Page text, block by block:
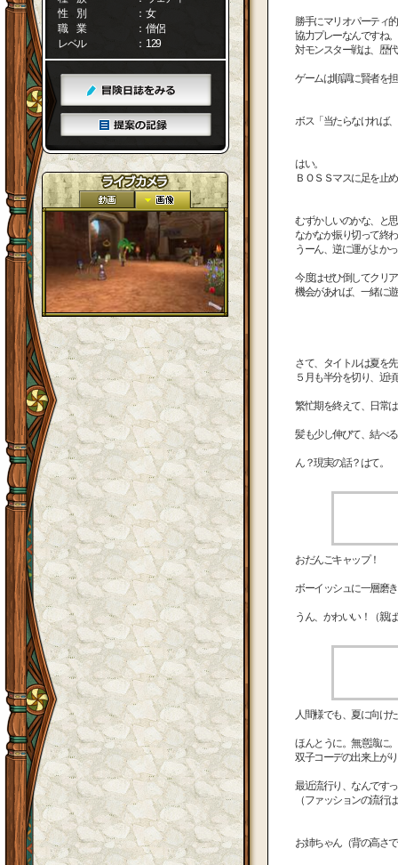
性 別
： 女
職 業
： 僧侶
レベル
： 129
勝手にマリオパーティ
協力プレーなんですね。
対モンスター戦は、歴
ゲームは順調に賢者を
ボス「当たらなければ
はい。
ＢＯＳＳマスに足を止
むずかしいのかな、と
なかなか振り切って終
うーん、逆に運がよか
今度はぜひ倒してクリ
機会があれば、一緒に
さて、タイトルは夏を
５月も半分を切り、近
繁忙期を終えて、日常
髪も少し伸びて、結べ
ん？現実の話？はて。
おだんごキャップ！
ボーイッシュに一層磨
うん、かわいい！（親
人間様でも、夏に向け
ほんとうに。無意識に。
双子コーデの出来上が
最近流行り、なんです
（ファッションの流行
お姉ちゃん（背の高さ